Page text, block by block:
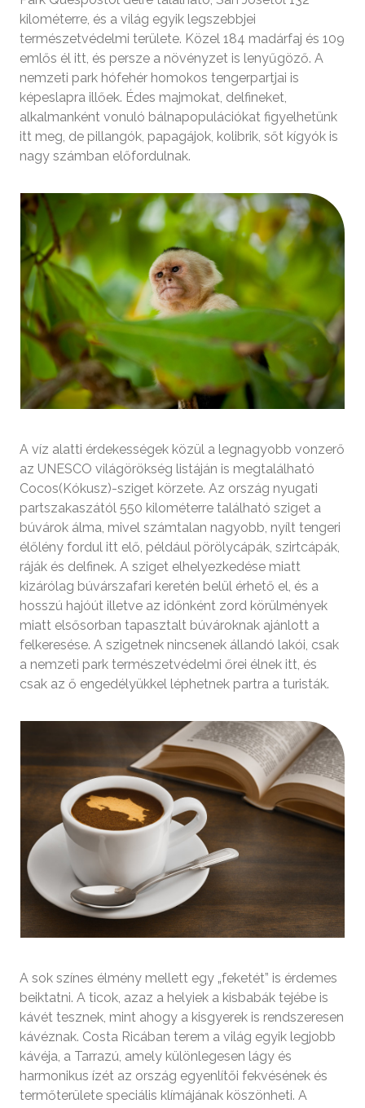
kilométerre, és a világ egyik legszebbjei
természetvédelmi területe. Közel 184 madárfaj és 109
emlős él itt, és persze a növényzet is lenyűgöző. A
nemzeti park hófehér homokos tengerpartjai is
képeslapra illőek. Édes majmokat, delfineket,
alkalmanként vonuló bálnapopulációkat figyelhetünk
itt meg, de pillangók, papagájok, kolibrik, sőt kígyók is
nagy számban előfordulnak.
A víz alatti érdekességek közül a legnagyobb vonzerő
az UNESCO világörökség listáján is megtalálható
Cocos(Kókusz)-sziget körzete. Az ország nyugati
partszakaszától 550 kilométerre található sziget a
búvárok álma, mivel számtalan nagyobb, nyílt tengeri
élőlény fordul itt elő, például pörölycápák, szirtcápák,
ráják és delfinek. A sziget elhelyezkedése miatt
kizárólag búvárszafari keretén belül érhető el, és a
hosszú hajóút illetve az időnként zord körülmények
miatt elsősorban tapasztalt búvároknak ajánlott a
felkeresése. A szigetnek nincsenek állandó lakói, csak
a nemzeti park természetvédelmi őrei élnek itt, és
csak az ő engedélyükkel léphetnek partra a turisták.
A sok színes élmény mellett egy „feketét” is érdemes
beiktatni. A ticok, azaz a helyiek a kisbabák tejébe is
kávét tesznek, mint ahogy a kisgyerek is rendszeresen
kávéznak. Costa Ricában terem a világ egyik legjobb
kávéja, a Tarrazú, amely különlegesen lágy és
harmonikus ízét az ország egyenlítői fekvésének és
termőterülete speciális klímájának köszönheti. A